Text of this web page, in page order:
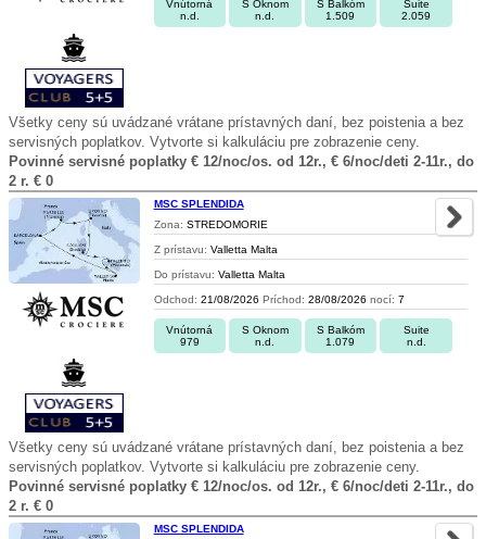
Vnútorná
n.d.
S Oknom
n.d.
S Balkóm
1.509
Suite
2.059
Všetky ceny sú uvádzané vrátane prístavných daní, bez poistenia a bez
servisných poplatkov. Vytvorte si kalkuláciu pre zobrazenie ceny.
Povinné servisné poplatky € 12/noc/os. od 12r., € 6/noc/deti 2-11r., do
2 r. € 0
MSC SPLENDIDA
Zona: STREDOMORIE
Z prístavu: Valletta Malta
Do prístavu: Valletta Malta
Odchod: 21/08/2026 Príchod: 28/08/2026 nocí: 7
Vnútorná
979
S Oknom
n.d.
S Balkóm
1.079
Suite
n.d.
Všetky ceny sú uvádzané vrátane prístavných daní, bez poistenia a bez
servisných poplatkov. Vytvorte si kalkuláciu pre zobrazenie ceny.
Povinné servisné poplatky € 12/noc/os. od 12r., € 6/noc/deti 2-11r., do
2 r. € 0
MSC SPLENDIDA